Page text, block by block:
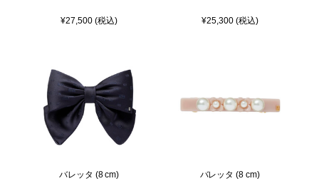
¥27,500 (税込) ¥25,300 (税込)
バレッタ (8 cm) バレッタ (8 cm)